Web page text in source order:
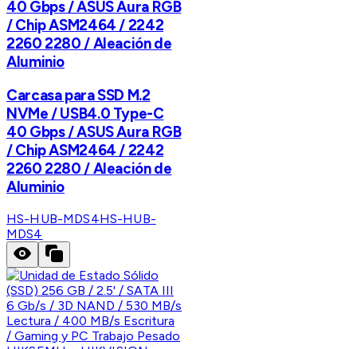
40 Gbps / ASUS Aura RGB
/ Chip ASM2464 / 2242
2260 2280 / Aleación de
Aluminio
Carcasa para SSD M.2
NVMe / USB4.0 Type-C
40 Gbps / ASUS Aura RGB
/ Chip ASM2464 / 2242
2260 2280 / Aleación de
Aluminio
HS-HUB-MDS4HS-HUB-
MDS4